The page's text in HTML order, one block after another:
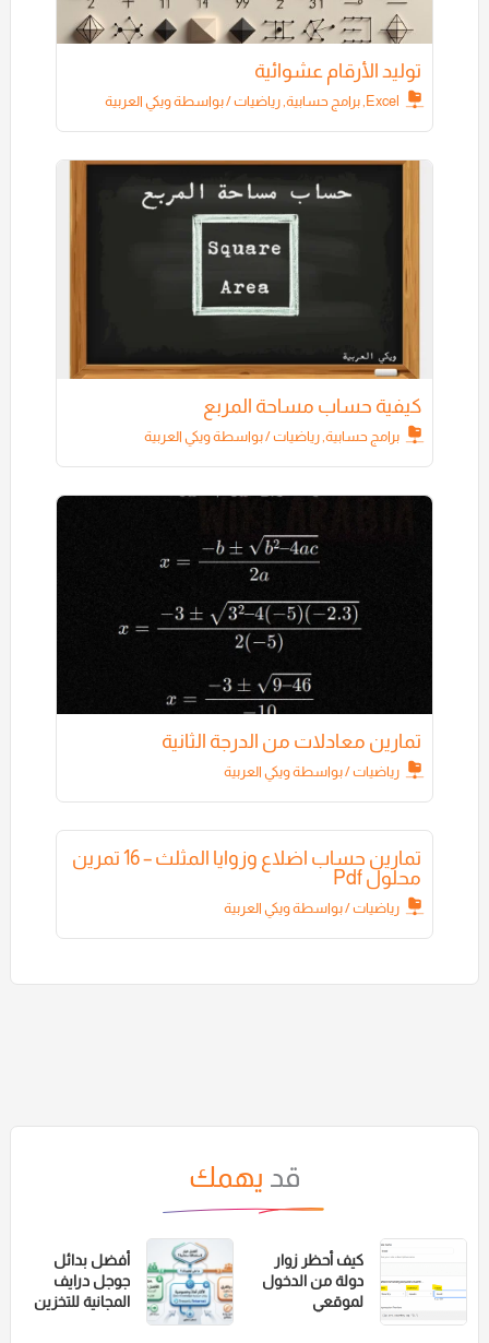
قد يهمك
كيف أحظر زوار
دولة من الدخول
لموقعي
أفضل بدائل
جوجل درايف
المجانية للتخزين
توليد الأرقام عشوائية
Excel
,برامج حسابية,رياضيات/ بواسطةويكي العربية
كيفية حساب مساحة المربع
برامج حسابية,رياضيات/ بواسطةويكي العربية
تمارين معادلات من الدرجة الثانية
رياضيات/ بواسطةويكي العربية
تمارين حساب اضلاع وزوايا المثلث – 16 تمرين
محلول Pdf
رياضيات/ بواسطةويكي العربية